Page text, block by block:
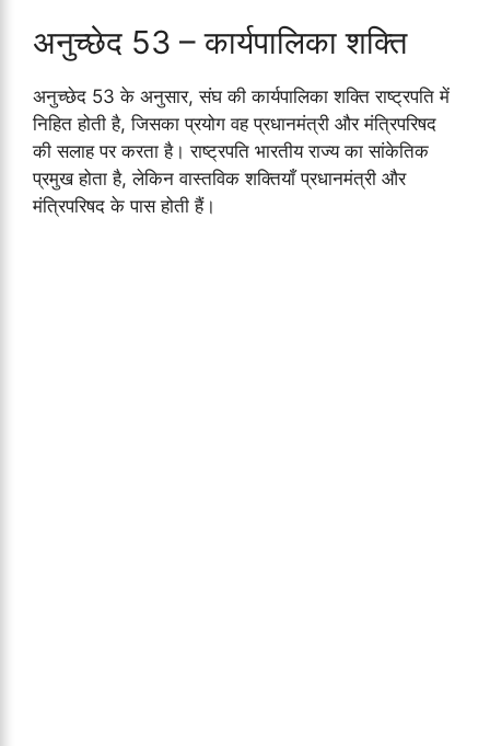
अनुच्छेद 53 – कार्यपालिका शक्ति
अनुच्छेद 53 के अनुसार, संघ की कार्यपालिका शक्ति राष्ट्रपति में
निहित होती है, जिसका प्रयोग वह प्रधानमंत्री और मंत्रिपरिषद
की सलाह पर करता है। राष्ट्रपति भारतीय राज्य का सांकेतिक
प्रमुख होता है, लेकिन वास्तविक शक्तियाँ प्रधानमंत्री और
मंत्रिपरिषद के पास होती हैं।